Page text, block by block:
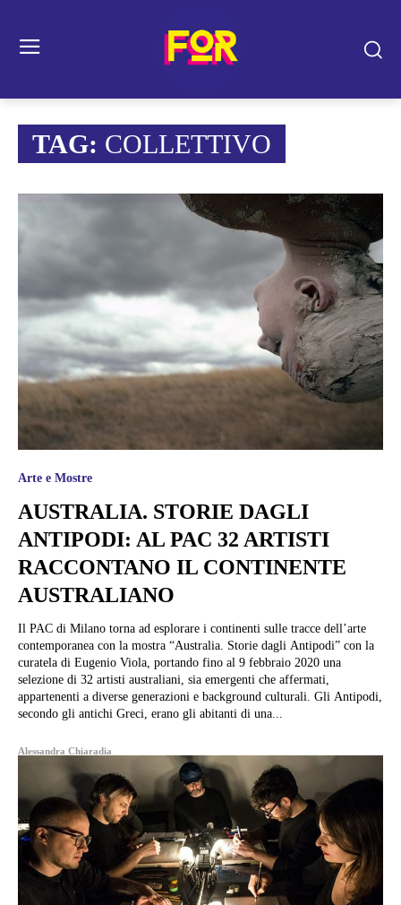
TAG: COLLETTIVO
Arte e Mostre
AUSTRALIA. STORIE DAGLI
ANTIPODI: AL PAC 32 ARTISTI
RACCONTANO IL CONTINENTE
AUSTRALIANO
Il PAC di Milano torna ad esplorare i continenti sulle tracce dell’arte
contemporanea con la mostra “Australia. Storie dagli Antipodi” con la
curatela di Eugenio Viola, portando fino al 9 febbraio 2020 una
selezione di 32 artisti australiani, sia emergenti che affermati,
appartenenti a diverse generazioni e background culturali. Gli Antipodi,
secondo gli antichi Greci, erano gli abitanti di una...
Alessandra Chiaradia